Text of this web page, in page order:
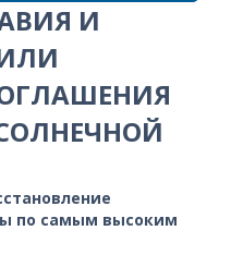
И
по самым высоким